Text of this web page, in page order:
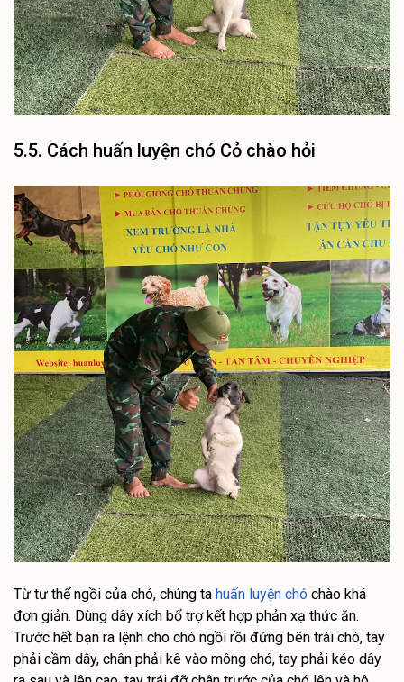
5.5. Cách huấn luyện chó Cỏ chào hỏi
Từ tư thế ngồi của chó, chúng ta huấn luyện chó chào khá
đơn giản. Dùng dây xích bổ trợ kết hợp phản xạ thức ăn.
Trước hết bạn ra lệnh cho chó ngồi rồi đứng bên trái chó, tay
phải cầm dây, chân phải kê vào mông chó, tay phải kéo dây